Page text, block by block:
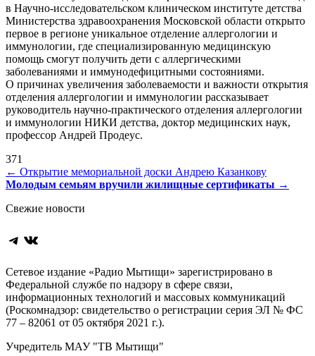
в Научно-исследовательском клиническом институте детства
Министерства здравоохранения Московской области открыто
первое в регионе уникальное отделение аллергологии и
иммунологии, где специализированную медицинскую
помощь смогут получить дети с аллергическими
заболеваниями и иммунодефицитными состояниями.
О причинах увеличения заболеваемости и важности открытия
отделения аллергологии и иммунологии рассказывает
руководитель научно-практического отделения аллергологии
и иммунологии НИКИ детства, доктор медицинских наук,
профессор Андрей Продеус.
371
Навигация
по
записям
← Открытие мемориальной доски Андрею Казанкову
Молодым семьям вручили жилищные сертификаты →
Свежие новости
Telegram
ВКонтакте
Сетевое издание «Радио Мытищи» зарегистрировано в
Федеральной службе по надзору в сфере связи,
информационных технологий и массовых коммуникаций
(Роскомнадзор: свидетельство о регистрации серия ЭЛ № ФС
77 – 82061 от 05 октября 2021 г.).
Учредитель МАУ "ТВ Мытищи"